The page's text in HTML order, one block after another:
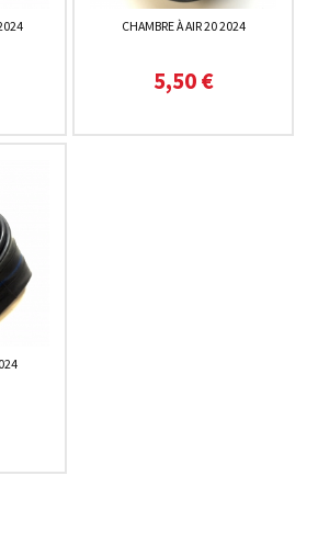
CHAMBRE À AIR 20 2024
5,50 €